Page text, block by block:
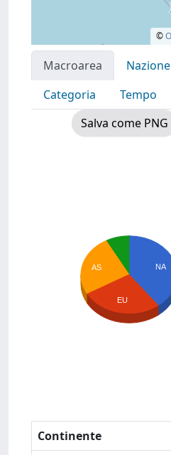
©
Macroarea Nazione
Categoria
Tempo
Salva come PNG
NA
AS
EU
Continente